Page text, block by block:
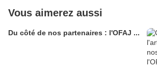
Vous aimerez aussi
Du côté de nos partenaires : l'OFAJ ...